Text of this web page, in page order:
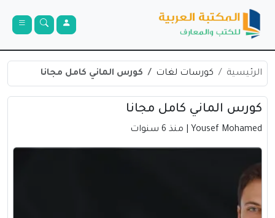
الرئيسية كورسات لغات كورس الماني كامل مجانا
كورس الماني كامل مجانا
Yousef Mohamed | منذ 6 سنوات